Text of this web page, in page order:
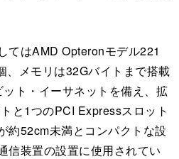
てはAMD Opteronモデル221
、メモリは32Gバイトまで搭載
ト・イーサネットを備え、拡
と1つのPCI Expressスロット
約52cm未満とコンパクトな設
信装置の設置に使用されてい